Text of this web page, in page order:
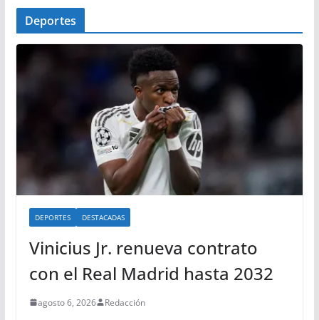
Deportes
DEPORTES DESTACADAS
Vinicius Jr. renueva contrato
con el Real Madrid hasta 2032
agosto 6, 2026 Redacción